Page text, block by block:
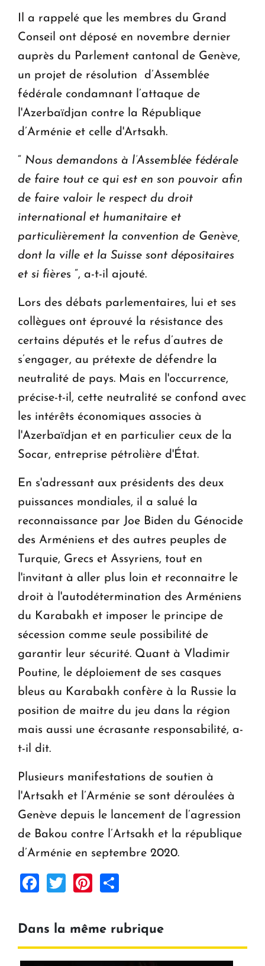
Il a rappelé que les membres du Grand
Conseil ont déposé en novembre dernier
auprès du Parlement cantonal de Genève,
un projet de résolution d’Assemblée
fédérale condamnant l’attaque de
l'Azerbaïdjan contre la République
d’Arménie et celle d'Artsakh.
“ Nous demandons à l’Assemblée fédérale
de faire tout ce qui est en son pouvoir afin
de faire valoir le respect du droit
international et humanitaire et
particulièrement la convention de Genève,
dont la ville et la Suisse sont dépositaires
et si fières ”, a-t-il ajouté.
Lors des débats parlementaires, lui et ses
collègues ont éprouvé la résistance des
certains députés et le refus d’autres de
s’engager, au prétexte de défendre la
neutralité de pays. Mais en l'occurrence,
précise-t-il, cette neutralité se confond avec
les intérêts économiques associes à
l'Azerbaïdjan et en particulier ceux de la
Socar, entreprise pétrolière d'État.
En s'adressant aux présidents des deux
puissances mondiales, il a salué la
reconnaissance par Joe Biden du Génocide
des Arméniens et des autres peuples de
Turquie, Grecs et Assyriens, tout en
l'invitant à aller plus loin et reconnaitre le
droit à l'autodétermination des Arméniens
du Karabakh et imposer le principe de
sécession comme seule possibilité de
garantir leur sécurité. Quant à Vladimir
Poutine, le déploiement de ses casques
bleus au Karabakh confère à la Russie la
position de maitre du jeu dans la région
mais aussi une écrasante responsabilité, a-
t-il dit.
Plusieurs manifestations de soutien à
l'Artsakh et l’Arménie se sont déroulées à
Genève depuis le lancement de l’agression
de Bakou contre l’Artsakh et la république
d’Arménie en septembre 2020.
Facebook
TwitterPinterest
Dans la même rubrique